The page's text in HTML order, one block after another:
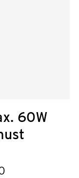
60W